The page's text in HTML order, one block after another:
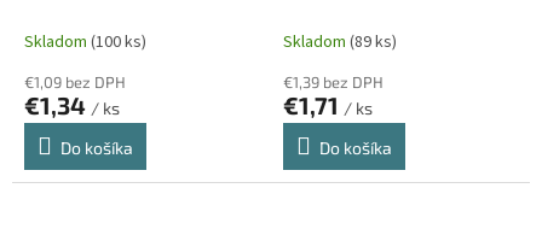
Skladom (100 ks)
€1,09 bez DPH
€1,34 / ks
Do košíka
Skladom (89 ks)
€1,39 bez DPH
€1,71 / ks
Do košíka